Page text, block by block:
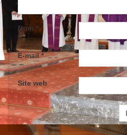
Nom *
E-mail*
Site web